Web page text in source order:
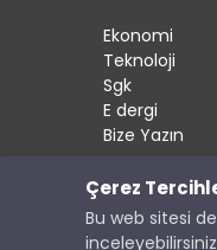
Ekonomi
Teknoloji
Sgk
E dergi
Bize Yazın
Copyright ©
Çerez
Bu web sitesi